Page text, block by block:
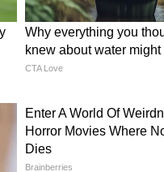
पार्टी छोड़ने वाले नेताओं
और अब सांसदों को अपने
का पंजाब में अपना कोई
रही है।